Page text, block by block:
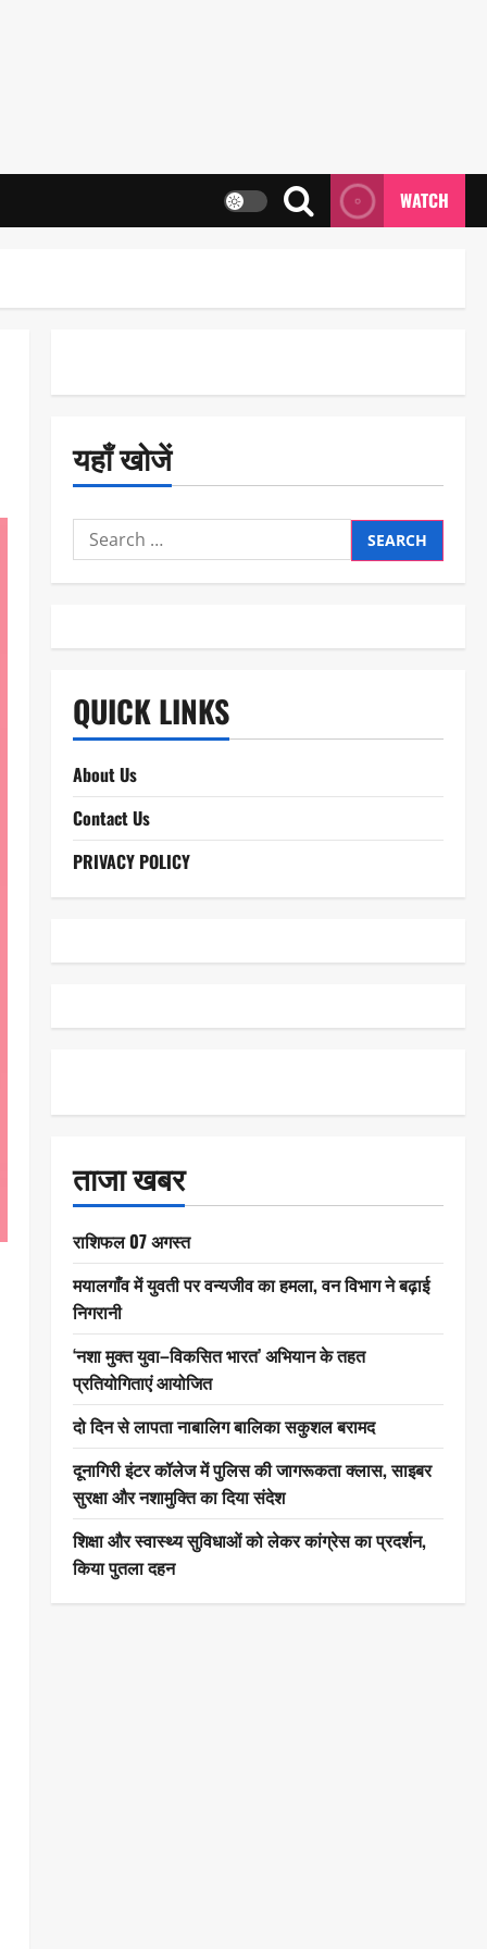
WATCH
यहाँ खोजें
Search
for:
QUICK LINKS
About Us
Contact Us
PRIVACY POLICY
ताजा खबर
राशिफल 07 अगस्त
मयालगाँव में युवती पर वन्यजीव का हमला, वन विभाग ने बढ़ाई
निगरानी
‘नशा मुक्त युवा–विकसित भारत’ अभियान के तहत
प्रतियोगिताएं आयोजित
दो दिन से लापता नाबालिग बालिका सकुशल बरामद
दूनागिरी इंटर कॉलेज में पुलिस की जागरूकता क्लास, साइबर
सुरक्षा और नशामुक्ति का दिया संदेश
शिक्षा और स्वास्थ्य सुविधाओं को लेकर कांग्रेस का प्रदर्शन,
किया पुतला दहन